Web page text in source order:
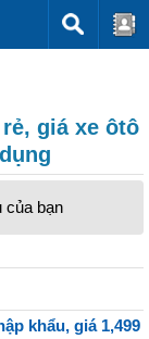
giá xe ôtô
của bạn
khẩu, giá 1,499